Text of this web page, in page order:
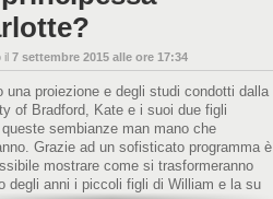
il 7 settembre 2015 alle ore 17:34
una proiezione e degli studi condotti dalla
of Bradford, Kate e i suoi due figli
sembianze man mano che
Grazie ad un sofisticato programma è
mostrare come si trasformeranno
degli anni i piccoli figli di William e la su